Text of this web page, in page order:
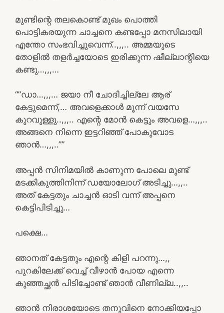
മുണ്ടിന്റെ തലകൊണ്ട് മുഖം പൊത്തി
പൊട്ടികരയുന്ന ചാച്ചനെ കണ്ടപ്പോ മനസിലായി
എന്തോ സംഭവിച്ചുവെന്ന്..,,,.. അമ്മയുടെ
തോളിൽ തളർച്ചയോടെ ഇരിക്കുന്ന ഷീല്ലാന്റിയെ
കണ്ടു…,,,…
“”ഡാ…,,,… ജയാ നീ ചോദിച്ചില്ലേ ആര്
കേട്ടുമെന്ന്,… അവളെക്കാൾ മൂന്ന് വയസേ
കുറവുള്ളു..,,,.. എന്റെ മോൻ കെട്ടും അവളെ…,,,..
അങ്ങനെ നിന്നെ ഇട്ടറിഞ്ഞ് പോകുവോട
ഞാൻ…,,,..””
അപ്പൻ സിനിമയിൽ കാണുന്ന പോലെ മുണ്ട്
മടക്കികുത്തിനിന്ന് ഡയോലോഗ് അടിച്ചു…,,..
അത്‌ കേട്ടതും ചാച്ചൻ ഓടി വന്ന് അപ്പനെ
കെട്ടിപിടിച്ചു…
പക്ഷെ…
ഞാനത് കേട്ടതും എന്റെ കിളി പറന്നു…,,
പുറകിലേക്ക് വെച്ച് വീഴാൻ പോയ എന്നെ
കുഞ്ഞച്ഛൻ പിടിച്ചോണ്ട് ഞാൻ വീണില്ല..,,..
ഞാൻ നിരാശയോടെ തനുവിനെ നോക്കിയപ്പോ